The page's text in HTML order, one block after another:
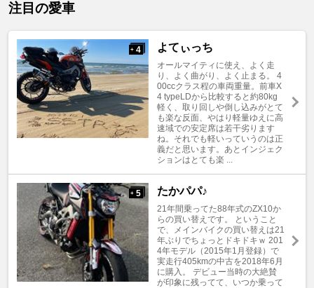
注目の愛車
+ 4 よてぃっち
オールマイティに使え、よく走
り、よく曲がり、よく止まる。 4
00ccクラス程の車両重量。前車X
4 typeLDから比較すると約80kg
軽く、取り回しや倒し込みがとて
も楽な反面、やはり軽量ゆえに高
速域での安定席は若干劣ります
ね。それでも軽いっていうのは正
義だと思います。あとインジェク
ションはとても楽 ...
+ 5 たかパパ♪
21年間乗ってた88年式のZX10か
らの買い替えです。 ということ
で、メインバイクの買い替えは21
年ぶりでちょっとドキドキｗ 201
4年モデル（2015年1月登録）で
実走行405kmの中古を2018年6月
に購入。 デビュー当時の大絶賛
が印象に残ってて、いつか乗って